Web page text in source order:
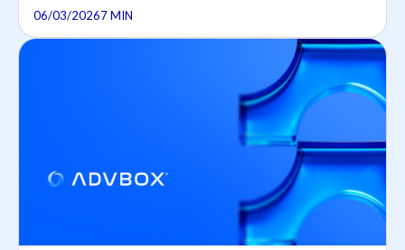
06/03/20267 MIN